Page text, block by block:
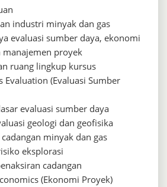
industri minyak dan gas
evaluasi sumber daya, ekonomi
manajemen proyek
ruang lingkup kursus
Evaluation (Evaluasi Sumber
evaluasi sumber daya
geologi dan geofisika
cadangan minyak dan gas
eksplorasi
cadangan
(Ekonomi Proyek)